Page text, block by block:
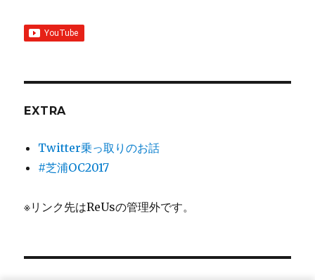
EXTRA
Twitter乗っ取りのお話
#芝浦OC2017
※リンク先はReUsの管理外です。